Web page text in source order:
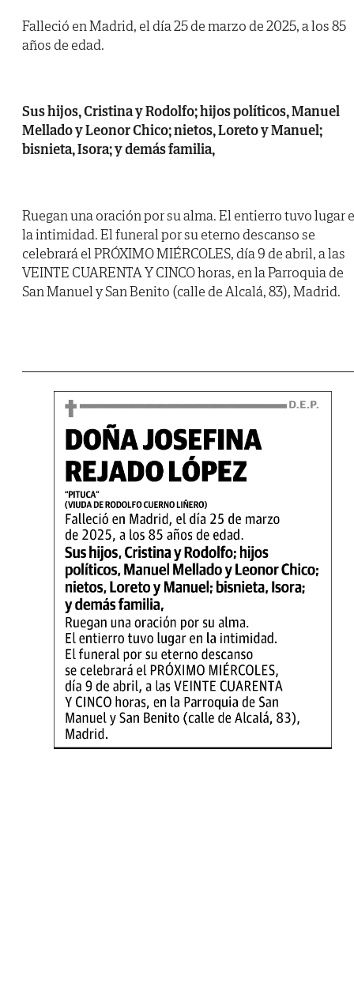
Falleció en Madrid, el día 25 de marzo de 2025, a los 85
años de edad.
Sus hijos, Cristina y Rodolfo; hijos políticos, Manuel
Mellado y Leonor Chico; nietos, Loreto y Manuel;
bisnieta, Isora; y demás familia,
Ruegan una oración por su alma. El entierro tuvo lugar
la intimidad. El funeral por su eterno descanso se
celebrará el PRÓXIMO MIÉRCOLES, día 9 de abril, a las
VEINTE CUARENTA Y CINCO horas, en la Parroquia de
San Manuel y San Benito (calle de Alcalá, 83), Madrid.